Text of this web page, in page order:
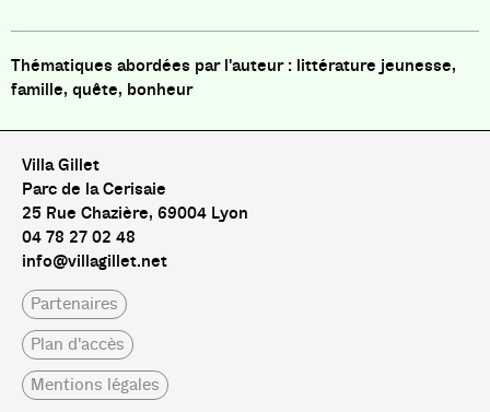
littérature jeunesse,
famille, quête, bonheur
Villa Gillet
Parc de la Cerisaie
25 Rue Chazière, 69004 Lyon
04 78 27 02 48
info@villagillet.net
Partenaires
Plan d'accès
Mentions légales